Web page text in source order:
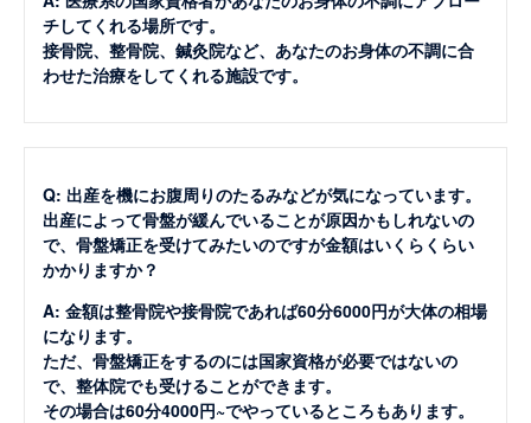
チしてくれる場所です。
接骨院、整骨院、鍼灸院など、あなたのお身体の不調に合
わせた治療をしてくれる施設です。
Q: 出産を機にお腹周りのたるみなどが気になっています。
出産によって骨盤が緩んでいることが原因かもしれないの
で、骨盤矯正を受けてみたいのですが金額はいくらくらい
かかりますか？
A: 金額は整骨院や接骨院であれば60分6000円が大体の相場
になります。
ただ、骨盤矯正をするのには国家資格が必要ではないの
で、整体院でも受けることができます。
その場合は60分4000円~でやっているところもあります。